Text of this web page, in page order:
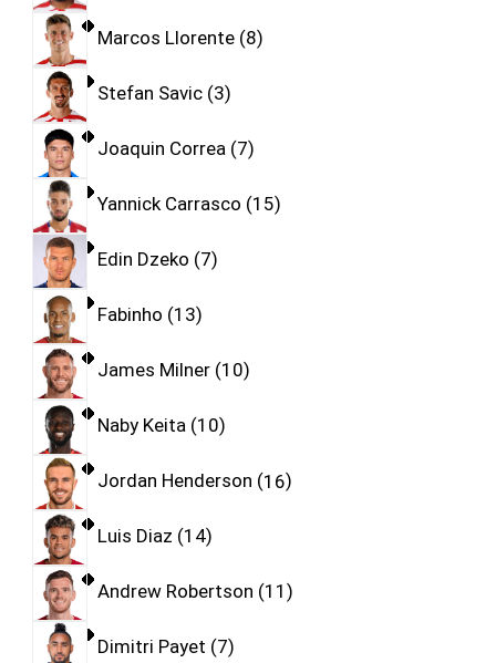
Marcos Llorente 8
Stefan Savic 3
Joaquin Correa 7
Yannick Carrasco 15
Edin Dzeko 7
Fabinho 13
James Milner 10
Naby Keita 10
Jordan Henderson 16
Luis Diaz 14
Andrew Robertson 11
Dimitri Payet 7